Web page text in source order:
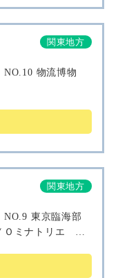
関東地方
物流博物
関東地方
東京臨海部
Ｏミナトリエ 川